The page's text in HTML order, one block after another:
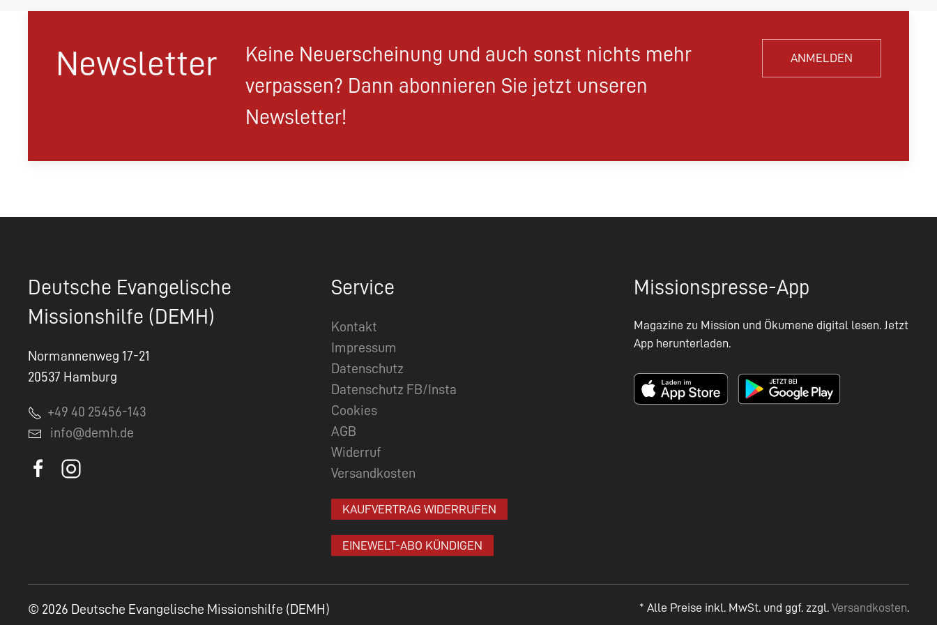
Newsletter
Keine Neuerscheinung und auch sonst nichts mehr
verpassen? Dann abonnieren Sie jetzt unseren
Newsletter!
ANMELDEN
Deutsche Evangelische
Missionshilfe (DEMH)
Normannenweg 17-21
20537 Hamburg
+49 40 25456-143
info@demh.de
Service
Kontakt
Impressum
Datenschutz
Datenschutz FB/Insta
Cookies
AGB
Widerruf
Versandkosten
KAUFVERTRAG WIDERRUFEN
EINEWELT-ABO KÜNDIGEN
Missionspresse-App
Magazine zu Mission und Ökumene digital lesen. Jetzt
App herunterladen.
* Alle Preise inkl. MwSt. und ggf. zzgl. Versandkosten.
© 2026 Deutsche Evangelische Missionshilfe (DEMH)